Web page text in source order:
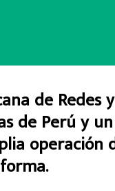
de Redes
de Perú y
operación